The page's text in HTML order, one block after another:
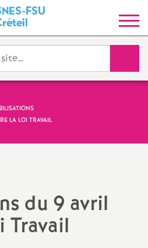
-FSU
y
n
i
a
LA LOI TRAVAIL
du 9 avril